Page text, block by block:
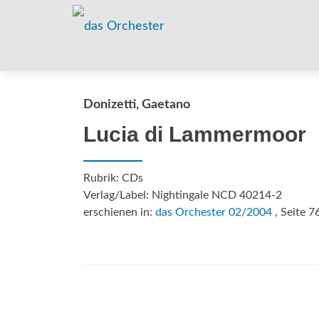
Donizetti, Gaetano
Lucia di Lammermoor
Rubrik: CDs
Verlag/Label: Nightingale NCD 40214-2
erschienen in: das Orchester 02/2004 , Seite